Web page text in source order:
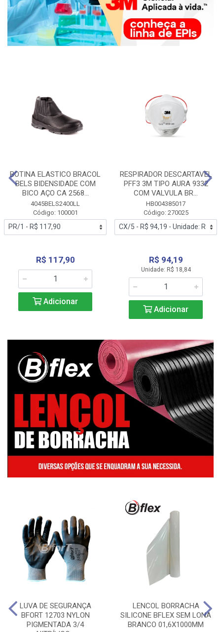
BOTINA ELASTICO BRACOL
BELS BIDENSIDADE COM
BICO AÇO CA 2568...
4045BELS2400LL
Código: 100001
R$ 117,90
Adicionar
RESPIRADOR DESCARTAVEL
PFF3 3M TIPO AURA 9332
COM VALVULA BR...
HB004385017
Código: 270025
R$ 94,19
Unidade: R$ 18,84
Adicionar
LUVA DE SEGURANÇA
BFORT 12703 NYLON
PIGMENTADA 3/4
LENCOL BORRACHA
SILICONE BFLEX SEM LONA
BRANCO 01,6X1000MM